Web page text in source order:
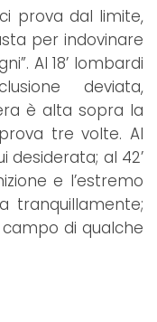
prova dal limite,
per indovinare
Al 18’ lombardi
deviata,
è alta sopra la
tre volte. Al
desiderata; al 42’
e l’estremo
tranquillamente;
di qualche